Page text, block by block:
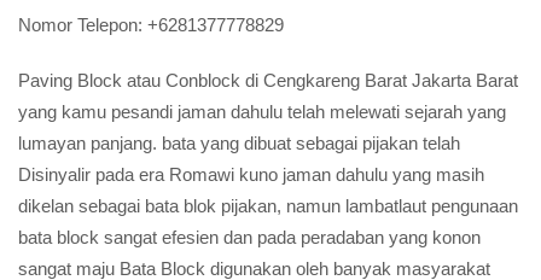
Nomor Telepon: +6281377778829
Paving Block atau Conblock di Cengkareng Barat Jakarta Barat
yang kamu pesandi jaman dahulu telah melewati sejarah yang
lumayan panjang. bata yang dibuat sebagai pijakan telah
Disinyalir pada era Romawi kuno jaman dahulu yang masih
dikelan sebagai bata blok pijakan, namun lambatlaut pengunaan
bata block sangat efesien dan pada peradaban yang konon
sangat maju Bata Block digunakan oleh banyak masyarakat